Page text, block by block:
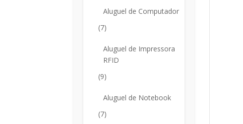
Aluguel de Computador
(7)
Aluguel de Impressora
RFID
(9)
Aluguel de Notebook
(7)